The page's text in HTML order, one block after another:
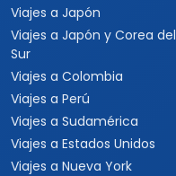
Viajes a Japón
Viajes a Japón y Corea del
Sur
Viajes a Colombia
Viajes a Perú
Viajes a Sudamérica
Viajes a Estados Unidos
Viajes a Nueva York